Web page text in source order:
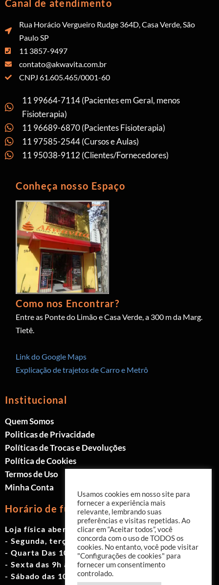
Canal de atendimento
Rua Horácio Vergueiro Rudge 364D, Casa Verde, São
Paulo SP
11 3857-9497
contato@akwavita.com.br
CNPJ 61.605.465/0001-60
11 99664-7114 (Pacientes em Geral, menos
Fisioterapia)
11 96689-6870 (Pacientes Fisioterapia)
11 97585-2544 (Cursos e Aulas)
11 95038-9112 (Clientes/Fornecedores)
Conheça nosso Espaço
Como nos Encontrar?
Entre as Ponte do Limão e Casa Verde, a 300 m da Marg.
Tietê.
Link do Google Maps
Explicação de trajetos de Carro e Metrô
Institucional
Quem Somos
Politicas de Privacidade
Políticas de Trocas e Devoluções
Política de Cookies
Termos de Uso
Minha Conta
Horário de funcionamento
Loja física aberta de Segunda à Sábado.
- Segunda, terça e quinta das 9h às 19h
- Quarta Das 10h às 18h
- Sexta das 9h às 18h
- Sábado das 10h às 17h
Usamos cookies em nosso site para
fornecer a experiência mais
relevante, lembrando suas
preferências e visitas repetidas. Ao
clicar em “Aceitar todos”, você
concorda com o uso de TODOS os
cookies. No entanto, você pode visitar
"Configurações de cookies" para
fornecer um consentimento
controlado.